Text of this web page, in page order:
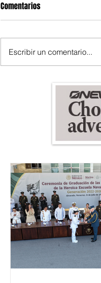
Comentarios
Escribir un comentario...